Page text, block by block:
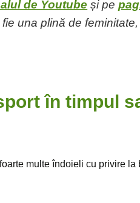
de Youtube și pe
una plină de
în timpul
multe îndoieli cu privire